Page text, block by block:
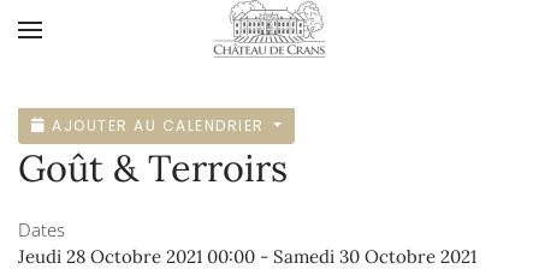
AJOUTER AU CALENDRIER
Goût & Terroirs
Dates
Jeudi 28 Octobre 2021 00:00 - Samedi 30 Octobre 2021